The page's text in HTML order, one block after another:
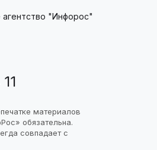
"Инфорос"
материалов
обязательна.
совпадает с